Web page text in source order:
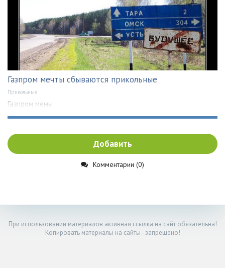
Газпром мечты сбываются прикольные
Прикольные
Газпром мемы
Добавить
Комментарии (0)
При использовании материалов активная ссылка на сайт обязательна!
Копировать материалы на сайты - запрещено!